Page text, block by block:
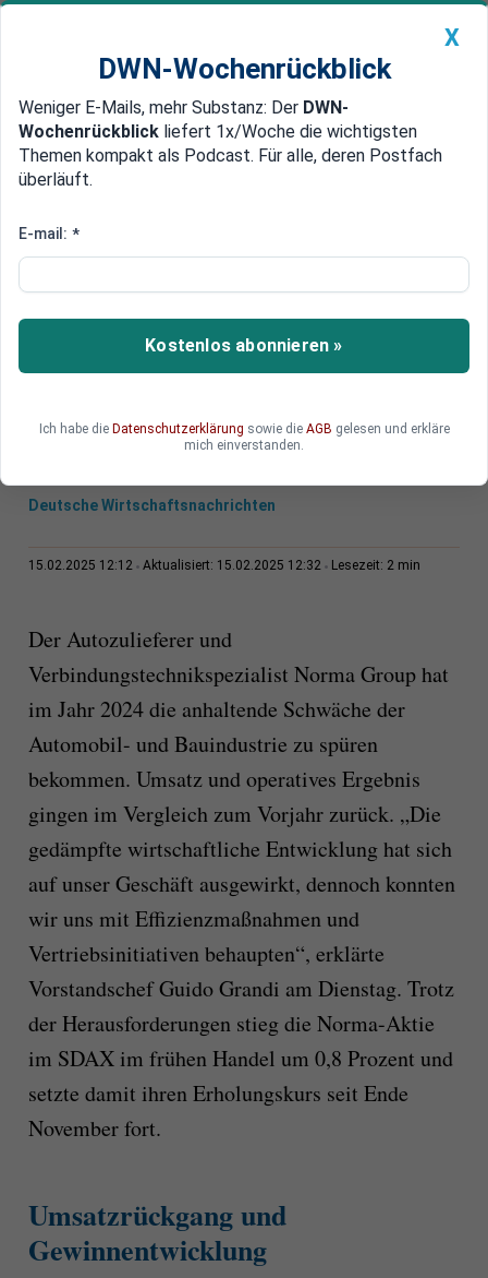
Newsticker MEIN DWN: Geldanlage Premium
Edelmetalle DWN-Magazin China
Norma Group: Autozulieferer
sinkendem Gewinn
Schwache Automobil- und Bauwirtschaft
belasten Norma Group – Umsatz und operativer
Deutsche Wirtschaftsnachrichten
15.02.2025 12:12 Aktualisiert: 15.02.2025 12:32 Lesezeit: 2 min
Der Autozulieferer und
Verbindungstechnikspezialist Norma Group hat
im Jahr 2024 die anhaltende Schwäche der
Automobil- und Bauindustrie zu spüren
bekommen. Umsatz und operatives Ergebnis
gingen im Vergleich zum Vorjahr zurück. „Die
gedämpfte wirtschaftliche Entwicklung hat sich
auf unser Geschäft ausgewirkt, dennoch konnten
wir uns mit Effizienzmaßnahmen und
Vertriebsinitiativen behaupten“, erklärte
Vorstandschef Guido Grandi am Dienstag. Trotz
der Herausforderungen stieg die Norma-Aktie
im SDAX im frühen Handel um 0,8 Prozent und
setzte damit ihren Erholungskurs seit Ende
November fort.
Umsatzrückgang und
Gewinnentwicklung
X
DWN-Wochenrückblick
Weniger E-Mails, mehr Substanz: Der DWN-
Wochenrückblick liefert 1x/Woche die wichtigsten
Themen kompakt als Podcast. Für alle, deren Postfach
überläuft.
E-mail: *
Kostenlos abonnieren »
Ich habe die Datenschutzerklärung sowie die AGB gelesen und erkläre
mich einverstanden.